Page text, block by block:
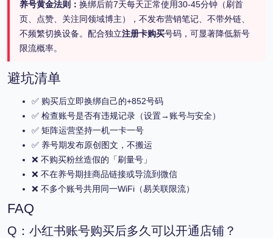
养号黄金法则： 换绑后前7天每天正常使用30-45分钟（刷首
页、点赞、关注同领域博主），不发布营销笔记、不带外链、
不频繁切换设备。配合独立注册卡购买号码，可显著降低新号
限流概率。
避坑清单
✅ 购买后立即换绑自己的+852号码
✅ 检查账号是否有违规记录（设置→账号与安全）
✅ 矩阵运营坚持一机一卡一号
✅ 养号期发布原创图文，不搬运
❌ 不购买粉丝造假的「刷量号」
❌ 不在养号期挂商品链接或导流到微信
❌ 不多个账号共用同一WiFi（易关联限流）
FAQ
Q：小红书账号购买后多久可以开通店铺？